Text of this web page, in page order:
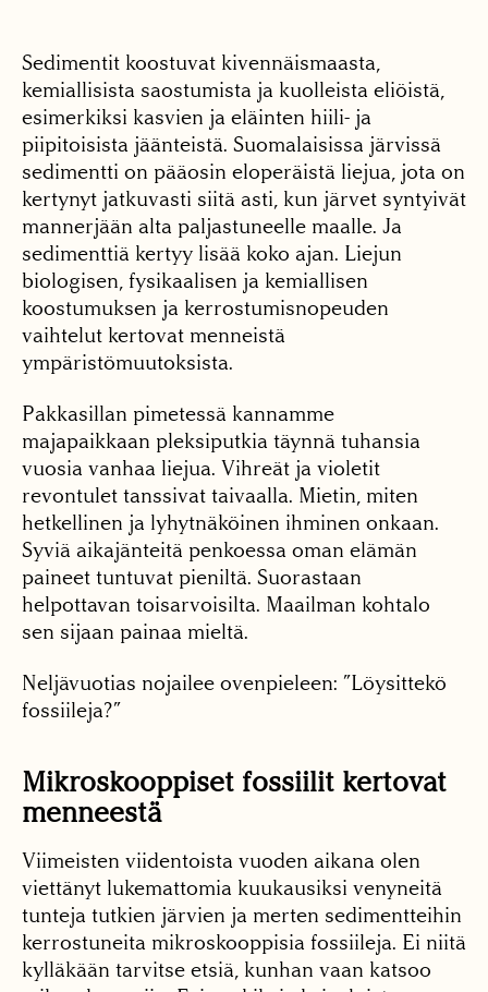
Sedimentit koostuvat kivennäismaasta,
kemiallisista saostumista ja kuolleista eliöistä,
esimerkiksi kasvien ja eläinten hiili- ja
piipitoisista jäänteistä. Suomalaisissa järvissä
sedimentti on pääosin eloperäistä liejua, jota on
kertynyt jatkuvasti siitä asti, kun järvet syntyivät
mannerjään alta paljastuneelle maalle. Ja
sedimenttiä kertyy lisää koko ajan. Liejun
biologisen, fysikaalisen ja kemiallisen
koostumuksen ja kerrostumisnopeuden
vaihtelut kertovat menneistä
ympäristömuutoksista.
Pakkasillan pimetessä kannamme
majapaikkaan pleksiputkia täynnä tuhansia
vuosia vanhaa liejua. Vihreät ja violetit
revontulet tanssivat taivaalla. Mietin, miten
hetkellinen ja lyhytnäköinen ihminen onkaan.
Syviä aikajänteitä penkoessa oman elämän
paineet tuntuvat pieniltä. Suorastaan
helpottavan toisarvoisilta. Maailman kohtalo
sen sijaan painaa mieltä.
Neljävuotias nojailee ovenpieleen: ”Löysittekö
fossiileja?”
Mikroskooppiset fossiilit kertovat
menneestä
Viimeisten viidentoista vuoden aikana olen
viettänyt lukemattomia kuukausiksi venyneitä
tunteja tutkien järvien ja merten sedimentteihin
kerrostuneita mikroskooppisia fossiileja. Ei niitä
kylläkään tarvitse etsiä, kunhan vaan katsoo